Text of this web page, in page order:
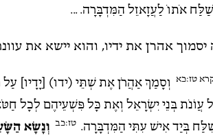
אֹתוֹ לַעֲזָאזֵל הַמִּדְבָּרָה. ...
אהרן את ידיו, והוא יישא את
טז:כא וְסָמַךְ אַהֲרֹן אֶת שְׁתֵּי (ידו) [יָדָיו]
עֲו‍ֹנֹת בְּנֵי יִשְׂרָאֵל וְאֶת כָּל פִּשְׁעֵיהֶם לְכָל
בְּיַד אִישׁ עִתִּי הַמִּדְבָּרָה. טז:כב וְנָשָׂא